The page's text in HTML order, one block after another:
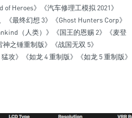
Heroes》《汽车修理工模拟 2021》
《最终幻想 3》《Ghost Hunters Corp》
（人类）》《国王的恩赐 2》《麦登
之锤重制版》《战国无双 5》
攻》《如龙 4 重制版》《如龙 5 重制版》